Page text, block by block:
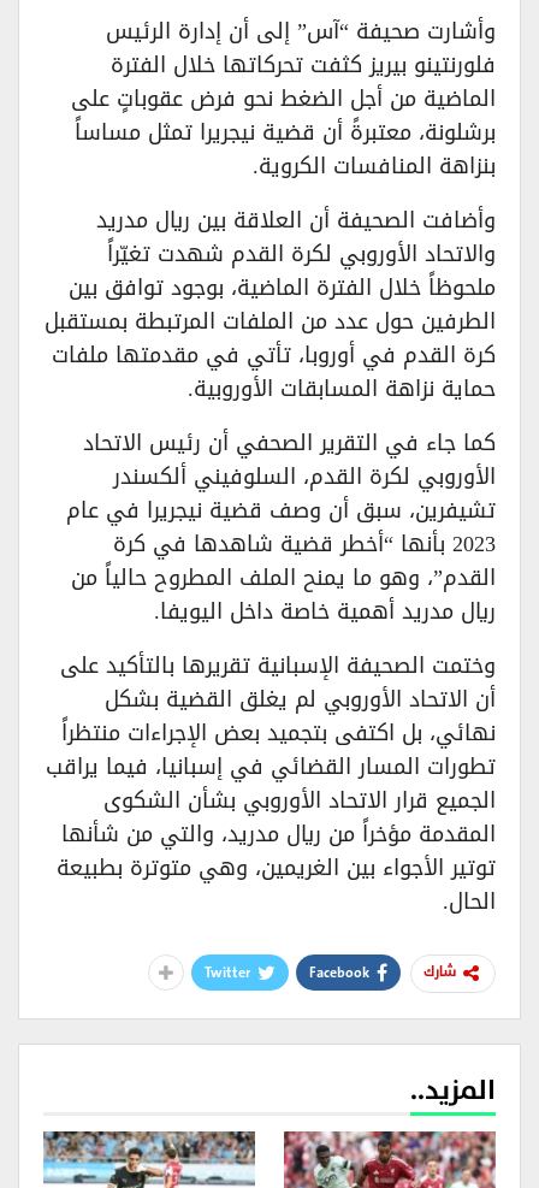
​وأشارت صحيفة “آس” إلى أن إدارة الرئيس
فلورنتينو بيريز كثفت تحركاتها خلال الفترة
الماضية من أجل الضغط نحو فرض عقوباتٍ على
برشلونة، معتبرةً أن قضية نيجريرا تمثل مساساً
بنزاهة المنافسات الكروية.
​وأضافت الصحيفة أن العلاقة بين ريال مدريد
والاتحاد الأوروبي لكرة القدم شهدت تغيّراً
ملحوظاً خلال الفترة الماضية، بوجود توافق بين
الطرفين حول عدد من الملفات المرتبطة بمستقبل
كرة القدم في أوروبا، تأتي في مقدمتها ملفات
حماية نزاهة المسابقات الأوروبية.
​كما جاء في التقرير الصحفي أن رئيس الاتحاد
الأوروبي لكرة القدم، السلوفيني ألكسندر
تشيفرين، سبق أن وصف قضية نيجريرا في عام
2023 بأنها “أخطر قضية شاهدها في كرة
القدم”، وهو ما يمنح الملف المطروح حالياً من
ريال مدريد أهمية خاصة داخل اليويفا.
​وختمت الصحيفة الإسبانية تقريرها بالتأكيد على
أن الاتحاد الأوروبي لم يغلق القضية بشكل
نهائي، بل اكتفى بتجميد بعض الإجراءات منتظراً
تطورات المسار القضائي في إسبانيا، فيما يراقب
الجميع قرار الاتحاد الأوروبي بشأن الشكوى
المقدمة مؤخراً من ريال مدريد، والتي من شأنها
توتير الأجواء بين الغريمين، وهي متوترة بطبيعة
الحال.
شارك Facebook
Twitter
المزيد..